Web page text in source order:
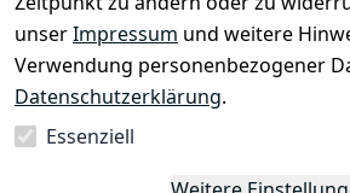
unserImpressum und weitere
Verwendung personenbezogener
Datenschutzerklärung.
Essenziell
63546